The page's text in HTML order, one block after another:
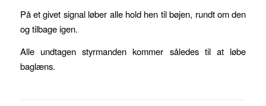
På et givet signal løber alle hold hen til bøjen, rundt om den
og tilbage igen.
Alle undtagen styrmanden kommer således til at løbe
baglæns.